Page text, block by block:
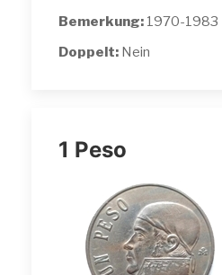
Bemerkung: 1970-1983
Doppelt: Nein
1 Peso